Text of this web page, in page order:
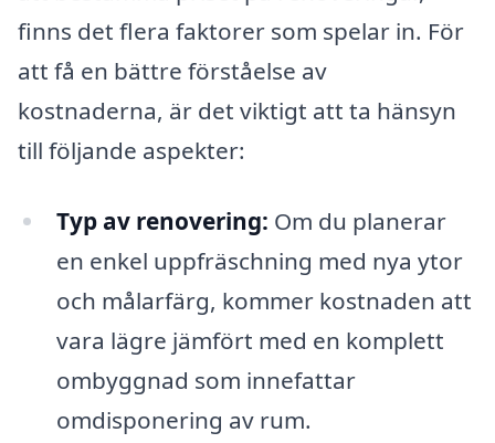
finns det flera faktorer som spelar in. För
att få en bättre förståelse av
kostnaderna, är det viktigt att ta hänsyn
till följande aspekter:
Typ av renovering: Om du planerar
en enkel uppfräschning med nya ytor
och målarfärg, kommer kostnaden att
vara lägre jämfört med en komplett
ombyggnad som innefattar
omdisponering av rum.